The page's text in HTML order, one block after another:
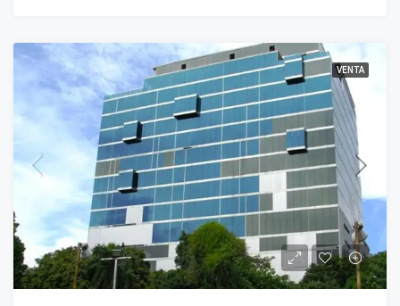
VENTA